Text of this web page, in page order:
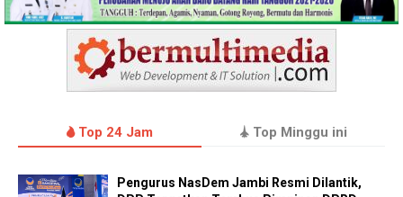
Top 24 Jam Top Minggu ini
Pengurus NasDem Jambi Resmi Dilantik,